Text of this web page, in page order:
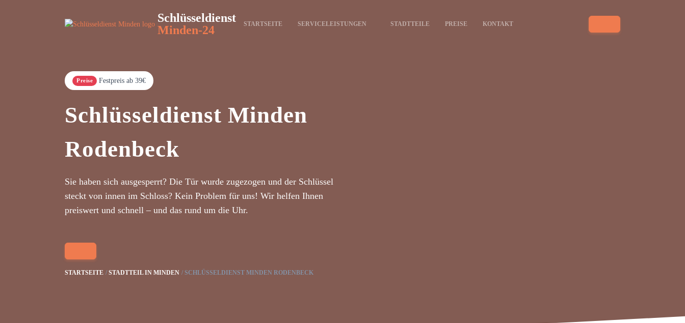
Schlüsseldienst
Minden-24
STARTSEITE SERVICELEISTUNGEN STADTTEILE PREISE KONTAKT
Preise Festpreis ab 39€
Schlüsseldienst Minden
Rodenbeck
Sie haben sich ausgesperrt? Die Tür wurde zugezogen und der Schlüssel
steckt von innen im Schloss? Kein Problem für uns! Wir helfen Ihnen
preiswert und schnell – und das rund um die Uhr.
STARTSEITE STADTTEIL IN MINDEN SCHLÜSSELDIENST MINDEN RODENBECK